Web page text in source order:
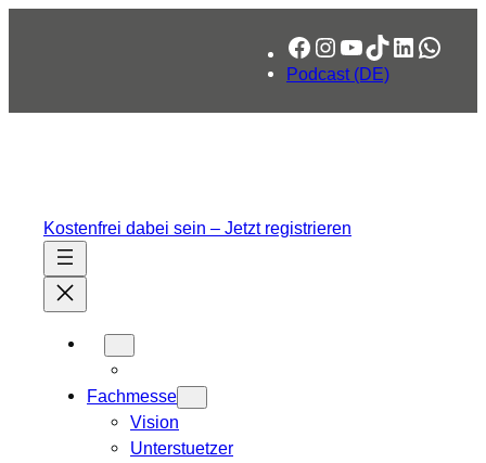
Facebook
Instagram
YouTube
TikTok
LinkedIn
Podcast (DE)
Kostenfrei dabei sein – Jetzt registrieren
Fachmesse
Vision
Unterstuetzer